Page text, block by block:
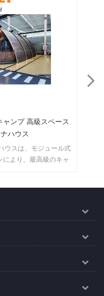
ンプ 高級スペース
ハウス
ウスは、モジュール式
より、最高級のキャ